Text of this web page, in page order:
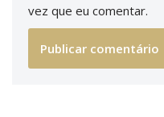
vez que eu comentar.